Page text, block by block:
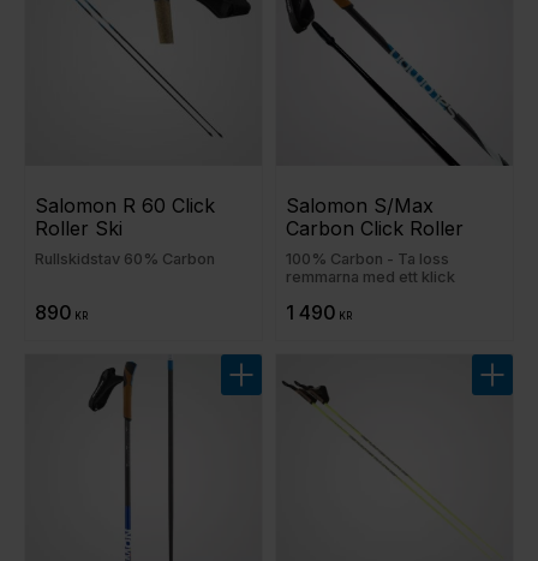
Salomon R 60 Click
Roller Ski
Rullskidstav 60% Carbon
890 KR
Salomon S/Max
Carbon Click Roller
100% Carbon - Ta loss
remmarna med ett klick
1 490 KR
Lägg till i favoriter Lägg